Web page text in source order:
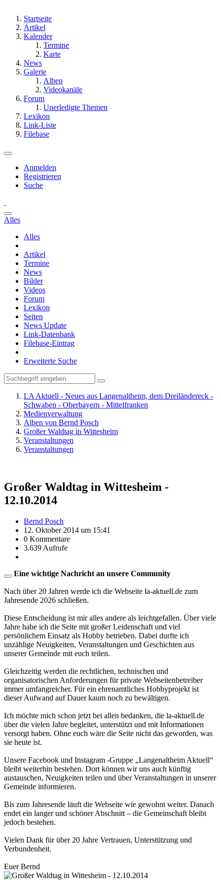
Startseite
Artikel
Kalender
Termine
Karte
News
Galerie
Alben
Videokanäle
Forum
Unerledigte Themen
Lexikon
Link-Liste
Filebase
Anmelden
Registrieren
Suche
Alles
Alles
Artikel
Termine
News
Bilder
Videos
Forum
Lexikon
Seiten
News Update
Link-Datenbank
Filebase-Eintrag
Erweiterte Suche
LA Aktuell - Neues aus Langenaltheim, dem Dreiländereck -
Schwaben - Oberbayern - Mittelfranken
Medienverwaltung
Alben von Bernd Posch
Großer Waldtag in Wittesheim
Veranstaltungen
Veranstaltungen
Großer Waldtag in Wittesheim -
12.10.2014
Bernd Posch
12. Oktober 2014 um 15:41
0 Kommentare
3.639 Aufrufe
Eine wichtige Nachricht an unsere Community
Nach über 20 Jahren werde ich die Webseite la-aktuell.de zum
Jahresende 2026 schließen.
Diese Entscheidung ist mir alles andere als leichtgefallen. Über viele
Jahre habe ich die Seite mit großer Leidenschaft und viel
persönlichem Einsatz als Hobby betrieben. Dabei durfte ich
unzählige Neuigkeiten, Veranstaltungen und Geschichten aus
unserer Gemeinde mit euch teilen.
Gleichzeitig werden die rechtlichen, technischen und
organisatorischen Anforderungen für private Webseitenbetreiber
immer umfangreicher. Für ein ehrenamtliches Hobbyprojekt ist
dieser Aufwand auf Dauer kaum noch zu bewältigen.
Ich möchte mich schon jetzt bei allen bedanken, die la-aktuell.de
über die vielen Jahre begleitet, unterstützt und mit Informationen
versorgt haben. Ohne euch wäre die Seite nicht das geworden, was
sie heute ist.
Unsere Facebook und Instagram -Gruppe „Langenaltheim Aktuell“
bleibt weiterhin bestehen. Dort können wir uns auch künftig
austauschen, Neuigkeiten teilen und über Veranstaltungen in unserer
Gemeinde informieren.
Bis zum Jahresende läuft die Webseite wie gewohnt weiter. Danach
endet ein langer und schöner Abschnitt – die Gemeinschaft bleibt
jedoch bestehen.
Vielen Dank für über 20 Jahre Vertrauen, Unterstützung und
Verbundenheit.
Euer Bernd